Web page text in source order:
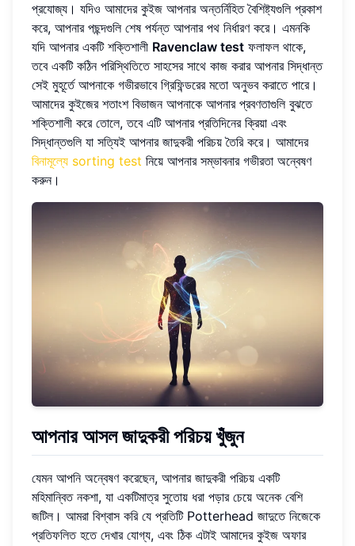
প্রযোজ্য। যদিও আমাদের কুইজ আপনার অন্তর্নিহিত বৈশিষ্ট্যগুলি প্রকাশ
করে, আপনার পছন্দগুলি শেষ পর্যন্ত আপনার পথ নির্ধারণ করে। এমনকি
যদি আপনার একটি শক্তিশালী Ravenclaw test ফলাফল থাকে,
তবে একটি কঠিন পরিস্থিতিতে সাহসের সাথে কাজ করার আপনার সিদ্ধান্ত
সেই মুহূর্তে আপনাকে গভীরভাবে গ্রিফিন্ডরের মতো অনুভব করাতে পারে।
আমাদের কুইজের শতাংশ বিভাজন আপনাকে আপনার প্রবণতাগুলি বুঝতে
শক্তিশালী করে তোলে, তবে এটি আপনার প্রতিদিনের ক্রিয়া এবং
সিদ্ধান্তগুলি যা সত্যিই আপনার জাদুকরী পরিচয় তৈরি করে। আমাদের
বিনামূল্যে sorting test নিয়ে আপনার সম্ভাবনার গভীরতা অন্বেষণ
করুন।
আপনার আসল জাদুকরী পরিচয় খুঁজুন
যেমন আপনি অন্বেষণ করেছেন, আপনার জাদুকরী পরিচয় একটি
মহিমান্বিত নকশা, যা একটিমাত্র সুতোয় ধরা পড়ার চেয়ে অনেক বেশি
জটিল। আমরা বিশ্বাস করি যে প্রতিটি Potterhead জাদুতে নিজেকে
প্রতিফলিত হতে দেখার যোগ্য, এবং ঠিক এটাই আমাদের কুইজ অফার